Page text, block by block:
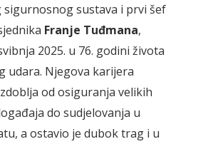
sustava i prvi šef
Franje Tuđmana,
2025. u 76. godini života
udara. Njegova karijera
od osiguranja velikih
do sudjelovanja u
a ostavio je dubok trag i u